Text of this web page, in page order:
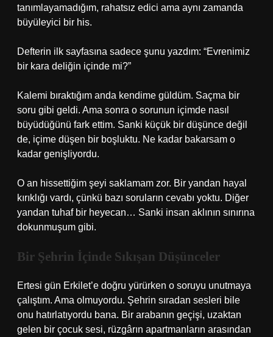
tanımlayamadığım, rahatsız edici ama aynı zamanda
büyüleyici bir his.
Defterin ilk sayfasına sadece şunu yazdım: “Evrenimiz
bir kara deliğin içinde mi?”
Kalemi bıraktığım anda kendime güldüm. Saçma bir
soru gibi geldi. Ama sonra o sorunun içimde nasıl
büyüdüğünü fark ettim. Sanki küçük bir düşünce değil
de, içime düşen bir boşluktu. Ne kadar bakarsam o
kadar genişliyordu.
O an hissettiğim şeyi saklamam zor. Bir yandan hayal
kırıklığı vardı, çünkü bazı soruların cevabı yoktu. Diğer
yandan tuhaf bir heyecan… Sanki insan aklının sınırına
dokunmuşum gibi.
Bir Şehrin İçinde Sıkışan Düşünceler
Ertesi gün Erkilet’e doğru yürürken o soruyu unutmaya
çalıştım. Ama olmuyordu. Şehrin sıradan sesleri bile
onu hatırlatıyordu bana. Bir arabanın geçişi, uzaktan
gelen bir çocuk sesi, rüzgârın apartmanların arasından